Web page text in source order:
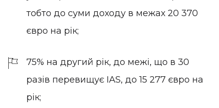
тобто до суми доходу в межах 20 370
євро на рік;
75% на другий рік, до межі, що в 30
разів перевищує IAS, до 15 277 євро на
рік;